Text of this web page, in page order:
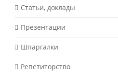
Статьи, доклады
Презентации
Шпаргалки
Репетиторство